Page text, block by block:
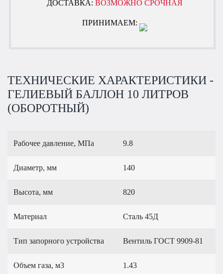
ДОСТАВКА:ВОЗМОЖНО СРОЧНАЯ
ПРИНИМАЕМ:
ТЕХНИЧЕСКИЕ ХАРАКТЕРИСТИКИ -
ГЕЛИЕВЫЙ БАЛЛОН 10 ЛИТРОВ
(ОБОРОТНЫЙ)
Рабочее давление, МПа 9.8
Диаметр, мм 140
Высота, мм 820
Материал Сталь 45Д
Тип запорного устройства Вентиль ГОСТ 9909-81
Объем газа, м3 1.43